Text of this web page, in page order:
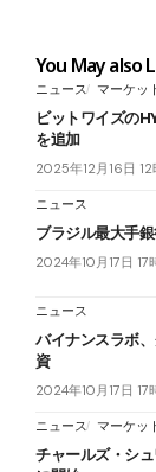
You May also
ニュース マーケッ
ビットワイズの
を追加
2025年12月16日
ニュース
ブラジル最大手
2024年10月17日 17
ニュース
バイナンスラボ
資
2024年10月17日 17
ニュース マーケッ
チャールズ・シ